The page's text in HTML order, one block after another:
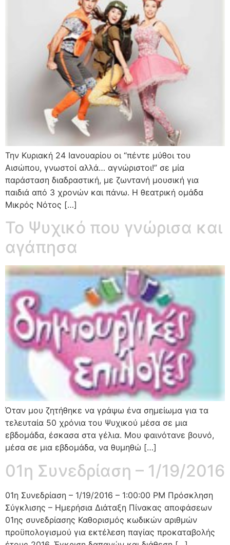
Την Κυριακή 24 Ιανουαρίου οι “πέντε μύθοι του
Αισώπου, γνωστοί αλλά… αγνώριστοι!” σε μία
παράσταση διαδραστική, με ζωντανή μουσική για
παιδιά από 3 χρονών και πάνω. Η θεατρική ομάδα
Μικρός Νότος […]
Το Ψυχικό που γνώρισα και
αγάπησα
Όταν μου ζητήθηκε να γράψω ένα σημείωμα για τα
τελευταία 50 χρόνια του Ψυχικού μέσα σε μια
εβδομάδα, έσκασα στα γέλια. Μου φαινότανε βουνό,
μέσα σε μια εβδομάδα, να θυμηθώ […]
01η Συνεδρίαση – 1/19/2016
01η Συνεδρίαση – 1/19/2016 – 1:00:00 PM Πρόσκληση
Σύγκλισης – Ημερήσια Διάταξη Πίνακας αποφάσεων
01ης συνεδρίασης Καθορισμός κωδικών αριθμών
προϋπολογισμού για εκτέλεση παγίας προκαταβολής